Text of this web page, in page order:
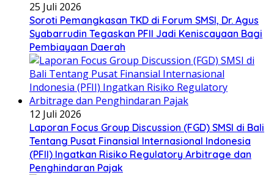
25 Juli 2026
Soroti Pemangkasan TKD di Forum SMSI, Dr. Agus
Syabarrudin Tegaskan PFII Jadi Keniscayaan Bagi
Pembiayaan Daerah
12 Juli 2026
Laporan Focus Group Discussion (FGD) SMSI di Bali
Tentang Pusat Finansial Internasional Indonesia
(PFII) Ingatkan Risiko Regulatory Arbitrage dan
Penghindaran Pajak